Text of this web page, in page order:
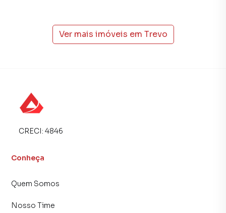
Belo Horizonte, especialmente em Trevo. Isso porque
temos uma equipe de marketing digital focada em produzir
campanhas específicas para Belo Horizonte, o que
time de programadores, corretores treinados e uma
central de atendimento preparada para atender
proprietários e inquilinos.
Ver mais imóveis em Trevo
CRECI: 4846
Conheça
Quem Somos
Nosso Time